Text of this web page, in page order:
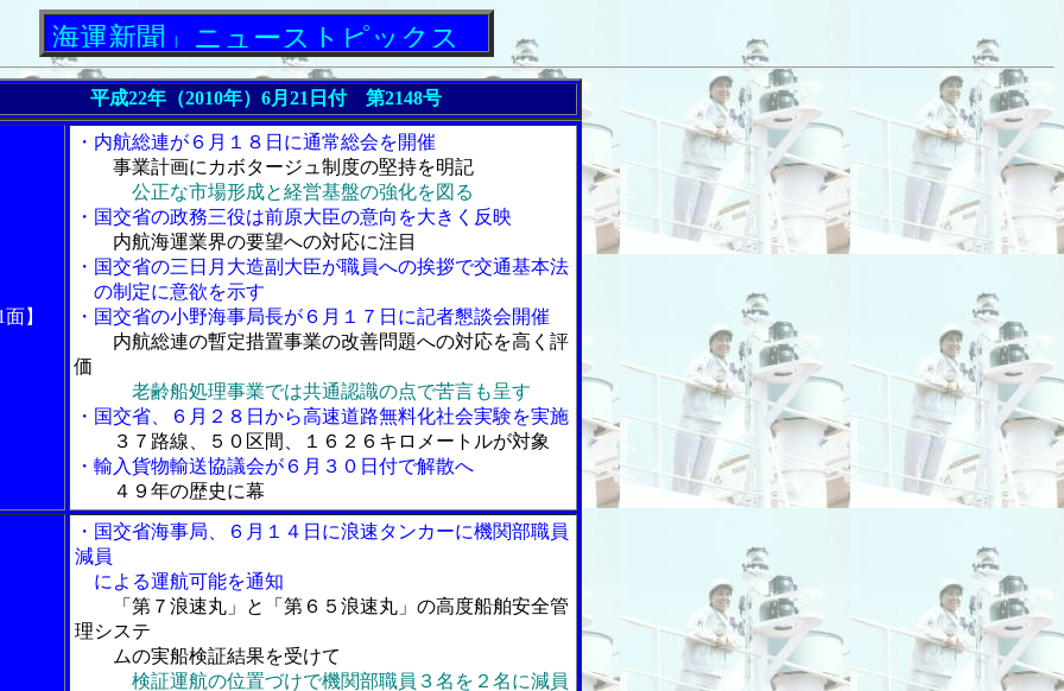
新聞」ニューストピックス
平成22年（2010年）6月21日付 第2148号
】
・内航総連が６月１８日に通常総会を開催
事業計画にカボタージュ制度の堅持を明記
公正な市場形成と経営基盤の強化を図る
・国交省の政務三役は前原大臣の意向を大きく反映
内航海運業界の要望への対応に注目
・国交省の三日月大造副大臣が職員への挨拶で交通基本法
の制定に意欲を示す
・国交省の小野海事局長が６月１７日に記者懇談会開催
内航総連の暫定措置事業の改善問題への対応を高く評
価
老齢船処理事業では共通認識の点で苦言も呈す
・国交省、６月２８日から高速道路無料化社会実験を実施
３７路線、５０区間、１６２６キロメートルが対象
・輸入貨物輸送協議会が６月３０日付で解散へ
４９年の歴史に幕
・国交省海事局、６月１４日に浪速タンカーに機関部職員
減員
による運航可能を通知
「第７浪速丸」と「第６５浪速丸」の高度船舶安全管
理システ
ムの実船検証結果を受けて
検証運航の位置づけで機関部職員３名を２名に減員